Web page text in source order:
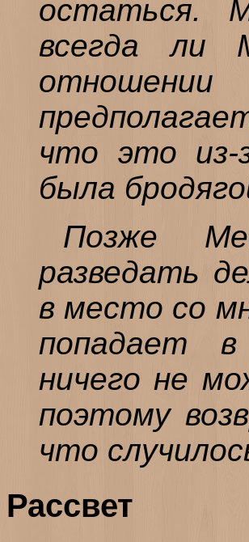
остаться.
всегда ли
что это
была
Позже
разведать
в место со
попадает в
ничего не
поэтому
что
Рассвет